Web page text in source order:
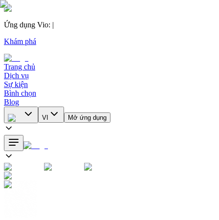
Ứng dụng Vio: |
Khám phá
Trang chủ
Dịch vụ
Sự kiện
Bình chọn
Blog
VI Mở ứng dụng